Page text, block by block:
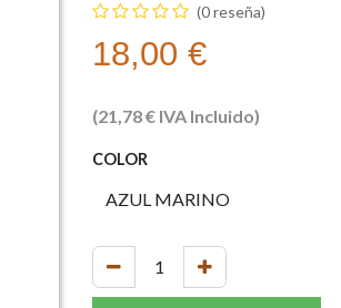
(0 reseña)
18,00 €
(21,78€ IVA Incluido)
COLOR